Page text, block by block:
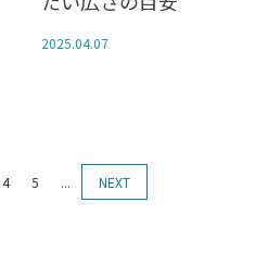
2025.04.07
4 5 ... NEXT